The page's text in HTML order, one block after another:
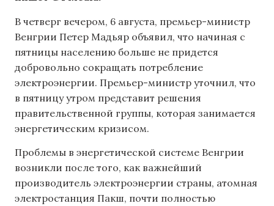
В четверг вечером, 6 августа, премьер-министр
Венгрии Петер Мадьяр объявил, что начиная с
пятницы населению больше не придется
добровольно сокращать потребление
электроэнергии. Премьер-министр уточнил, что
в пятницу утром представит решения
правительственной группы, которая занимается
энергетическим кризисом.
Проблемы в энергетической системе Венгрии
возникли после того, как важнейший
производитель электроэнергии страны, атомная
электростанция Пакш, почти полностью